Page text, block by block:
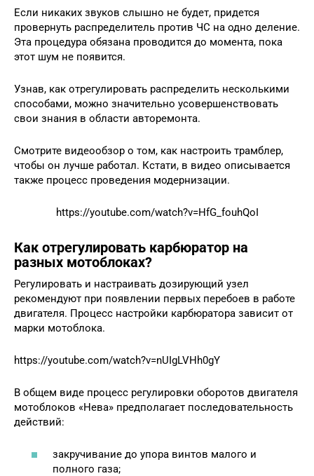
Если никаких звуков слышно не будет, придется
провернуть распределитель против ЧС на одно деление.
Эта процедура обязана проводится до момента, пока
этот шум не появится.
Узнав, как отрегулировать распределить несколькими
способами, можно значительно усовершенствовать
свои знания в области авторемонта.
Смотрите видеообзор о том, как настроить трамблер,
чтобы он лучше работал. Кстати, в видео описывается
также процесс проведения модернизации.
https://youtube.com/watch?v=HfG_fouhQoI
Как отрегулировать карбюратор на
разных мотоблоках?
Регулировать и настраивать дозирующий узел
рекомендуют при появлении первых перебоев в работе
двигателя. Процесс настройки карбюратора зависит от
марки мотоблока.
https://youtube.com/watch?v=nUIgLVHh0gY
В общем виде процесс регулировки оборотов двигателя
мотоблоков «Нева» предполагает последовательность
действий:
закручивание до упора винтов малого и
полного газа;